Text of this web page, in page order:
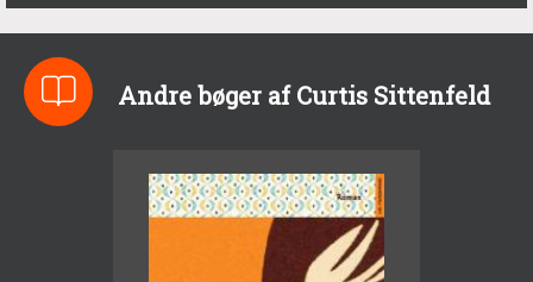
Andre bøger af Curtis Sittenfeld